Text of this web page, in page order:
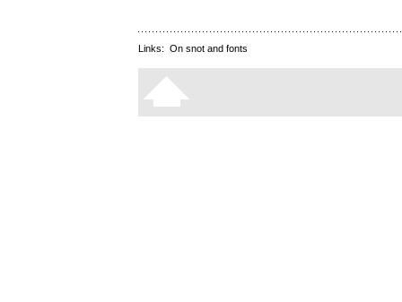
Links: On snot and fonts